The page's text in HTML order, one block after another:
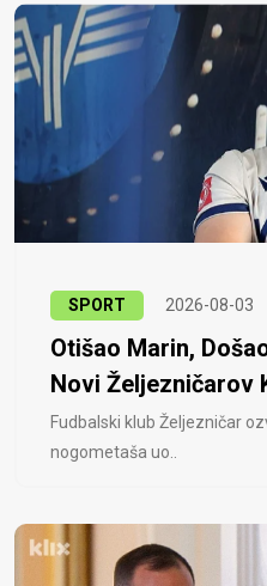
SPORT 2026-08-03
Otišao Marin,
Novi Željezničarov
Fudbalski klub Željezničar
nogometaša uo..